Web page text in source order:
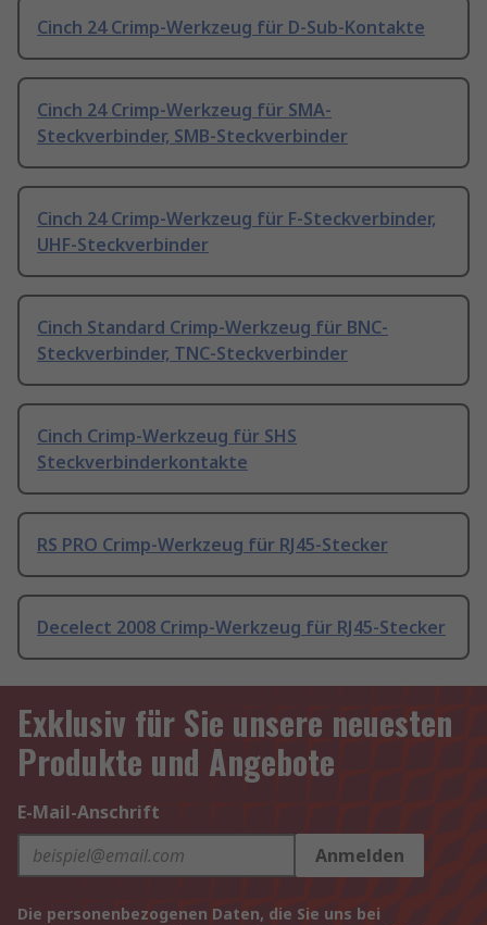
Cinch 24 Crimp-Werkzeug für D-Sub-Kontakte
Cinch 24 Crimp-Werkzeug für SMA-
Steckverbinder, SMB-Steckverbinder
Cinch 24 Crimp-Werkzeug für F-Steckverbinder,
UHF-Steckverbinder
Cinch Standard Crimp-Werkzeug für BNC-
Steckverbinder, TNC-Steckverbinder
Cinch Crimp-Werkzeug für SHS
Steckverbinderkontakte
RS PRO Crimp-Werkzeug für RJ45-Stecker
Decelect 2008 Crimp-Werkzeug für RJ45-Stecker
Exklusiv für Sie unsere neuesten
Produkte und Angebote
E-Mail-Anschrift
Anmelden
Die personenbezogenen Daten, die Sie uns bei